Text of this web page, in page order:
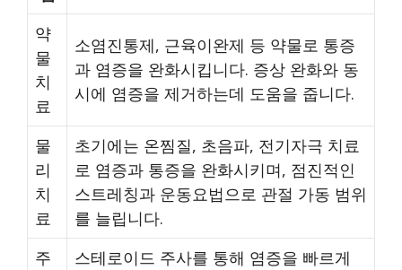
약
물
치
료
소염진통제, 근육이완제 등 약물로 통증
과 염증을 완화시킵니다. 증상 완화와 동
시에 염증을 제거하는데 도움을 줍니다.
물
리
치
료
초기에는 온찜질, 초음파, 전기자극 치료
로 염증과 통증을 완화시키며, 점진적인
스트레칭과 운동요법으로 관절 가동 범위
를 늘립니다.
주
스테로이드 주사를 통해 염증을 빠르게